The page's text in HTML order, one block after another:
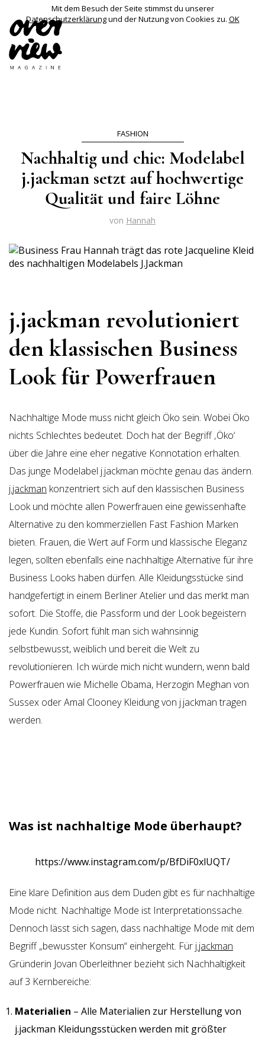
Mit dem Besuch der Seite stimmst du unserer
Datenschutzerklärungund der Nutzung von Cookies zu. OK
FASHION
Nachhaltig und chic: Modelabel
j.jackman setzt auf hochwertige
Qualität und faire Löhne
von Hannah
j.jackman revolutioniert
den klassischen Business
Look für Powerfrauen
Nachhaltige Mode muss nicht gleich Öko sein. Wobei Öko
nichts Schlechtes bedeutet. Doch hat der Begriff ‚Öko‘
über die Jahre eine eher negative Konnotation erhalten.
Das junge Modelabel j.jackman möchte genau das ändern.
j.jackman konzentriert sich auf den klassischen Business
Look und möchte allen Powerfrauen eine gewissenhafte
Alternative zu den kommerziellen Fast Fashion Marken
bieten. Frauen, die Wert auf Form und klassische Eleganz
legen, sollten ebenfalls eine nachhaltige Alternative für ihre
Business Looks haben dürfen. Alle Kleidungsstücke sind
handgefertigt in einem Berliner Atelier und das merkt man
sofort. Die Stoffe, die Passform und der Look begeistern
jede Kundin. Sofort fühlt man sich wahnsinnig
selbstbewusst, weiblich und bereit die Welt zu
revolutionieren. Ich würde mich nicht wundern, wenn bald
Powerfrauen wie Michelle Obama, Herzogin Meghan von
Sussex oder Amal Clooney Kleidung von j.jackman tragen
werden.
Was ist nachhaltige Mode überhaupt?
https://www.instagram.com/p/BfDiF0xlUQT/
Eine klare Definition aus dem Duden gibt es für nachhaltige
Mode nicht. Nachhaltige Mode ist Interpretationssache.
Dennoch lässt sich sagen, dass nachhaltige Mode mit dem
Begriff „bewusster Konsum“ einhergeht. Für j.jackman
Gründerin Jovan Oberleithner bezieht sich Nachhaltigkeit
auf 3 Kernbereiche:
Materialien – Alle Materialien zur Herstellung von
j.jackman Kleidungsstücken werden mit größter